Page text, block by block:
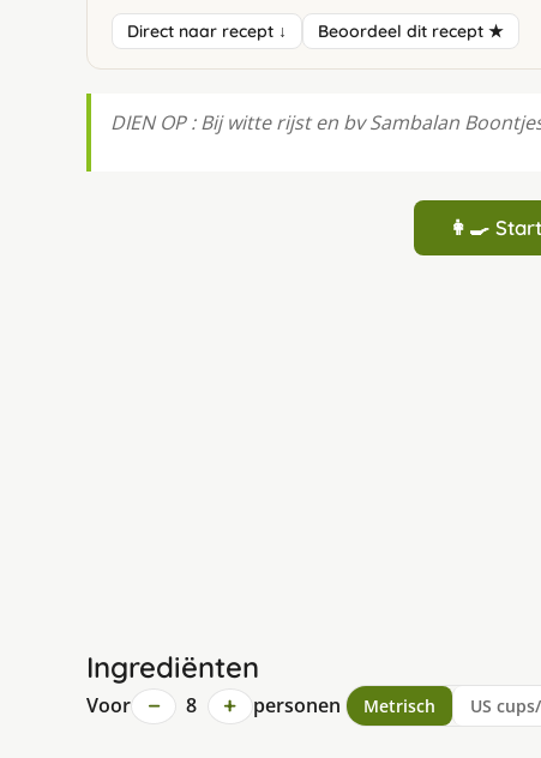
Direct naar recept ↓ Beoordeel dit recept ★
DIEN OP : Bij witte rijst en bv Sambalan
👩‍🍳
Ingrediënten
Voor − 8 + personen Metrisch US